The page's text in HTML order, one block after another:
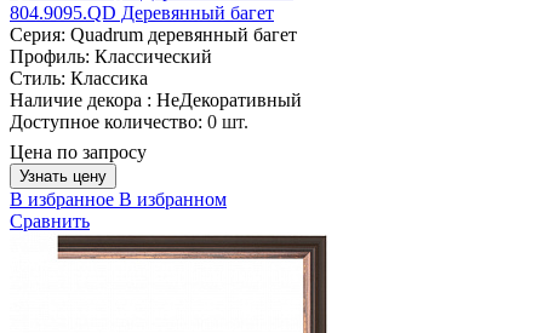
804.9095.QD Деревянный багет
Серия: Quadrum деревянный багет
Профиль: Классический
Стиль: Классика
Наличие декора : НеДекоративный
Доступное количество: 0 шт.
Цена по запросу
Узнать цену
В избранное В избранном
Сравнить